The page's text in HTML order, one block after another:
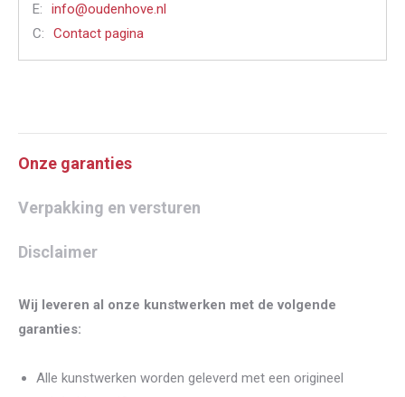
E:
info@oudenhove.nl
C:
Contact pagina
Onze garanties
Verpakking en versturen
Disclaimer
Wij leveren al onze kunstwerken met de volgende
garanties:
Alle kunstwerken worden geleverd met een origineel